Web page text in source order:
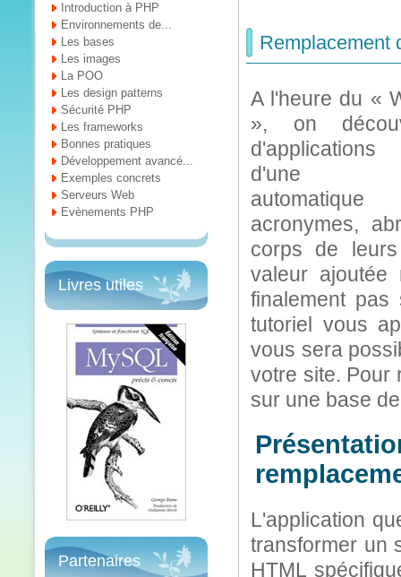
Remplacement
A l'heure du «
», on
d'une
acronymes,
corps de
valeur
finalement
tutoriel vous
vous sera
votre site. Pour
sur une base
L'application
transformer un
HTML
Introduction à PHP
Environnements de...
Les bases
Les images
La POO
Les design patterns
Sécurité PHP
Les frameworks
Bonnes pratiques
Développement avancé...
Exemples concrets
Serveurs Web
Evènements PHP
Livres utiles
Partenaires